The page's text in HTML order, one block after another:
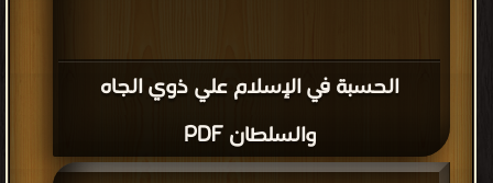
الحسبة في الإسلام علي ذوي الجاه
والسلطان PDF